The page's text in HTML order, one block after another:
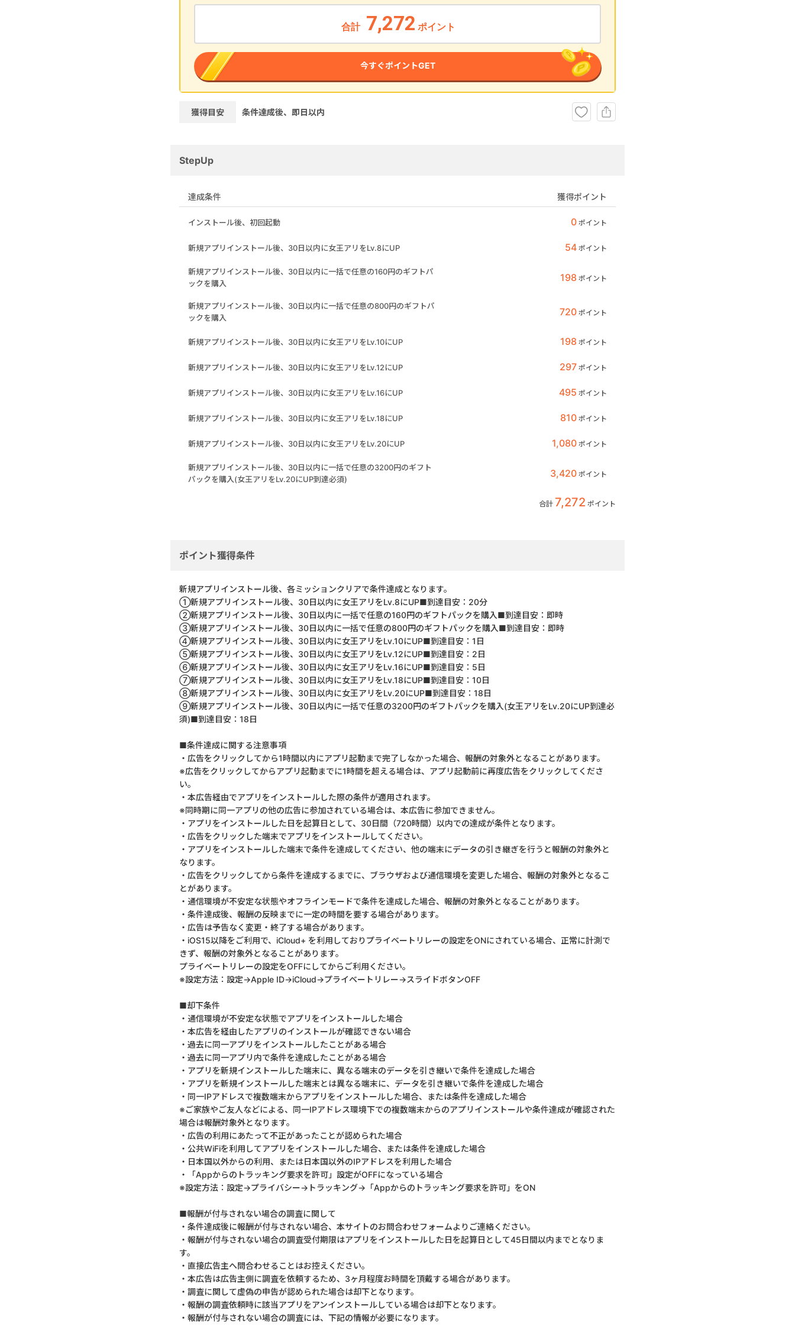
合計 7,272 ポイント
今すぐポイントGET
獲得目安 条件達成後、即日以内
StepUp
達成条件 獲得ポイント
インストール後、初回起動 0 ポイント
新規アプリインストール後、30日以内に女王アリをLv.8にUP 54 ポイント
新規アプリインストール後、30日以内に一括で任意の160円のギフトパ
ックを購入
198 ポイント
新規アプリインストール後、30日以内に一括で任意の800円のギフトパ
ックを購入
720 ポイント
新規アプリインストール後、30日以内に女王アリをLv.10にUP 198 ポイント
新規アプリインストール後、30日以内に女王アリをLv.12にUP 297 ポイント
新規アプリインストール後、30日以内に女王アリをLv.16にUP 495 ポイント
新規アプリインストール後、30日以内に女王アリをLv.18にUP 810 ポイント
新規アプリインストール後、30日以内に女王アリをLv.20にUP 1,080 ポイント
新規アプリインストール後、30日以内に一括で任意の3200円のギフト
パックを購入(女王アリをLv.20にUP到達必須)
3,420 ポイント
合計 7,272 ポイント
ポイント獲得条件
新規アプリインストール後、各ミッションクリアで条件達成となります。
①新規アプリインストール後、30日以内に女王アリをLv.8にUP■到達目安：20分
②新規アプリインストール後、30日以内に一括で任意の160円のギフトパックを購入■到達目安：即時
③新規アプリインストール後、30日以内に一括で任意の800円のギフトパックを購入■到達目安：即時
④新規アプリインストール後、30日以内に女王アリをLv.10にUP■到達目安：1日
⑤新規アプリインストール後、30日以内に女王アリをLv.12にUP■到達目安：2日
⑥新規アプリインストール後、30日以内に女王アリをLv.16にUP■到達目安：5日
⑦新規アプリインストール後、30日以内に女王アリをLv.18にUP■到達目安：10日
⑧新規アプリインストール後、30日以内に女王アリをLv.20にUP■到達目安：18日
⑨新規アプリインストール後、30日以内に一括で任意の3200円のギフトパックを購入(女王アリをLv.20にUP到達必
須)■到達目安：18日
■条件達成に関する注意事項
・広告をクリックしてから1時間以内にアプリ起動まで完了しなかった場合、報酬の対象外となることがあります。
※広告をクリックしてからアプリ起動までに1時間を超える場合は、アプリ起動前に再度広告をクリックしてくださ
い。
・本広告経由でアプリをインストールした際の条件が適用されます。
※同時期に同一アプリの他の広告に参加されている場合は、本広告に参加できません。
・アプリをインストールした日を起算日として、30日間（720時間）以内での達成が条件となります。
・広告をクリックした端末でアプリをインストールしてください。
・アプリをインストールした端末で条件を達成してください、他の端末にデータの引き継ぎを行うと報酬の対象外と
なります。
・広告をクリックしてから条件を達成するまでに、ブラウザおよび通信環境を変更した場合、報酬の対象外となるこ
とがあります。
・通信環境が不安定な状態やオフラインモードで条件を達成した場合、報酬の対象外となることがあります。
・条件達成後、報酬の反映までに一定の時間を要する場合があります。
・広告は予告なく変更・終了する場合があります。
・iOS15以降をご利用で、iCloud+ を利用しておりプライベートリレーの設定をONにされている場合、正常に計測で
きず、報酬の対象外となることがあります。
プライベートリレーの設定をOFFにしてからご利用ください。
※設定方法：設定→Apple ID→iCloud→プライベートリレー→スライドボタンOFF
■却下条件
・通信環境が不安定な状態でアプリをインストールした場合
・本広告を経由したアプリのインストールが確認できない場合
・過去に同一アプリをインストールしたことがある場合
・過去に同一アプリ内で条件を達成したことがある場合
・アプリを新規インストールした端末に、異なる端末のデータを引き継いで条件を達成した場合
・アプリを新規インストールした端末とは異なる端末に、データを引き継いで条件を達成した場合
・同一IPアドレスで複数端末からアプリをインストールした場合、または条件を達成した場合
※ご家族やご友人などによる、同一IPアドレス環境下での複数端末からのアプリインストールや条件達成が確認された
場合は報酬対象外となります。
・広告の利用にあたって不正があったことが認められた場合
・公共WiFiを利用してアプリをインストールした場合、または条件を達成した場合
・日本国以外からの利用、または日本国以外のIPアドレスを利用した場合
・「Appからのトラッキング要求を許可」設定がOFFになっている場合
※設定方法：設定→プライバシー→トラッキング→「Appからのトラッキング要求を許可」をON
■報酬が付与されない場合の調査に関して
・条件達成後に報酬が付与されない場合、本サイトのお問合わせフォームよりご連絡ください。
・報酬が付与されない場合の調査受付期限はアプリをインストールした日を起算日として45日間以内までとなりま
す。
・直接広告主へ問合わせることはお控えください。
・本広告は広告主側に調査を依頼するため、3ヶ月程度お時間を頂戴する場合があります。
・調査に関して虚偽の申告が認められた場合は却下となります。
・報酬の調査依頼時に該当アプリをアンインストールしている場合は却下となります。
・報酬が付与されない場合の調査には、下記の情報が必要になります。